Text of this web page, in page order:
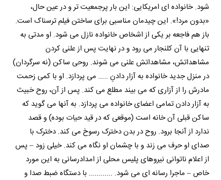
شود. خانواده ای امریکایی: این بار پرجمعیت تر و در عین حال،
«بدون مرد!». این چیدمان مناسبی برای ساختن فیلم ترسناک است.
باز هم فاجعه بر یکی از اشخاص خانواده نازل می شود. او مدتی به
تنهایی با آن کلنجار می رود و در نهایت پس از علنی کردن
مشاهداتش، مشاهداتش علنی می شوند. روحی ساکن (نه سرگردان)
در منزل جدید خانواده به آزار دادنِ ..... می پردازد. او با کمی زحمت
مادرش را از آزاری که می بیند مطلع می کند. پس از آن، روح خبیث
به آزار دادن تمامی اعضای خانواده می پردازد. به آنها می گوید که
ساکن قبلی آن خانه است (موقعی که در قید حیات بوده) و قصد
ندارد از آنجا برود. روح در بدن دخترک رسوخ می کند. دخترک با
صدای او حرف می زند و با چشمان او نگاه می کند. خیلی زود – پس
از اعلام ناتوانی نیروهای پلیس محلی از امدادرسانی به این مورد
خاص – ماجرا رسانه ای می شود. ............ با دستگاه ضبط صدا و